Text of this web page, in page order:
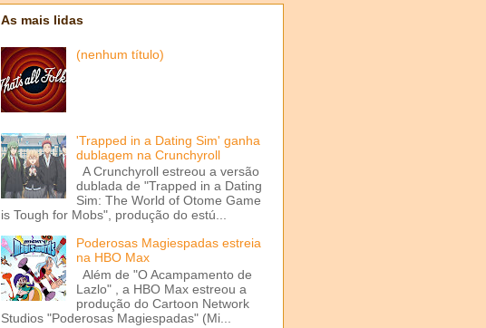
As mais lidas
(nenhum título)
'Trapped in a Dating Sim' ganha
dublagem na Crunchyroll
A Crunchyroll estreou a versão
dublada de "Trapped in a Dating
Sim: The World of Otome Game
is Tough for Mobs", produção do estú...
Poderosas Magiespadas estreia
na HBO Max
Além de "O Acampamento de
Lazlo" , a HBO Max estreou a
produção do Cartoon Network
Studios "Poderosas Magiespadas" (Mi...